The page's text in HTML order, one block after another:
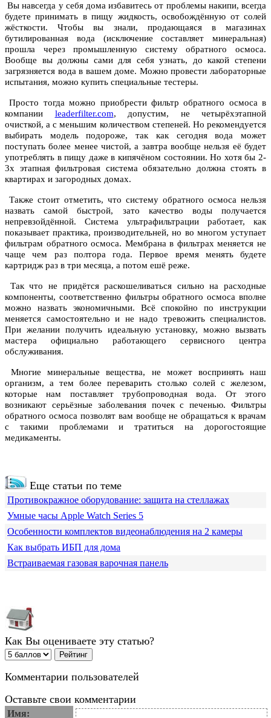
Вы навсегда у себя дома избавитесь от проблемы накипи, всегда
будете принимать в пищу жидкость, освобождённую от солей
жёсткости. Чтобы вы знали, продающаяся в магазинах
бутилированная вода (исключение составляет минеральная)
прошла через промышленную систему обратного осмоса.
Вообще вы должны сами для себя узнать, до какой степени
загрязняется вода в вашем доме. Можно провести лабораторные
испытания, можно купить специальные тестеры.
Просто тогда можно приобрести фильтр обратного осмоса в
компании leaderfilter.com, допустим, не четырёхэтапной
очисткой, а с меньшим количеством степеней. Но рекомендуется
выбирать модель подороже, так как сегодня вода может
поступать более менее чистой, а завтра вообще нельзя её будет
употреблять в пищу даже в кипячёном состоянии. Но хотя бы 2-
3х этапная фильтровая система обязательно должна стоять в
квартирах и загородных домах.
Также стоит отметить, что систему обратного осмоса нельзя
назвать самой быстрой, зато качество воды получается
непревзойдённой. Система ультрафильтрации работает, как
показывает практика, производительней, но во многом уступает
фильтрам обратного осмоса. Мембрана в фильтрах меняется не
чаще чем раз полтора года. Первое время менять будете
картридж раз в три месяца, а потом ешё реже.
Так что не придётся раскошеливаться сильно на расходные
компоненты, соответственно фильтры обратного осмоса вполне
можно назвать экономичными. Всё спокойно по инструкции
меняется самостоятельно и не надо тревожить специалистов.
При желании получить идеальную установку, можно вызвать
мастера официально работающего сервисного центра
обслуживания.
Многие минеральные вещества, не может воспринять наш
организм, а тем более переварить столько солей с железом,
которые нам поставляет трубопроводная вода. От этого
возникают серьёзные заболевания почек с печенью. Фильтры
обратного осмоса позволят вам вообще не обращаться к врачам
с такими проблемами и тратиться на дорогостоящие
медикаменты.
Еще статьи по теме
Противокражное оборудование: защита на стеллажах
Умные часы Apple Watch Series 5
Особенности комплектов видеонаблюдения на 2 камеры
Как выбрать ИБП для дома
Встраиваемая газовая варочная панель
Как Вы оцениваете эту статью?
Комментарии пользователей
Оставьте свои комментарии
Имя: